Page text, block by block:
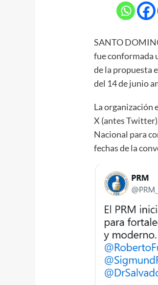
SANTO
fue conformada
de la propuesta
del 14 de junio
La organización
X (antes
Nacional para
fechas de la